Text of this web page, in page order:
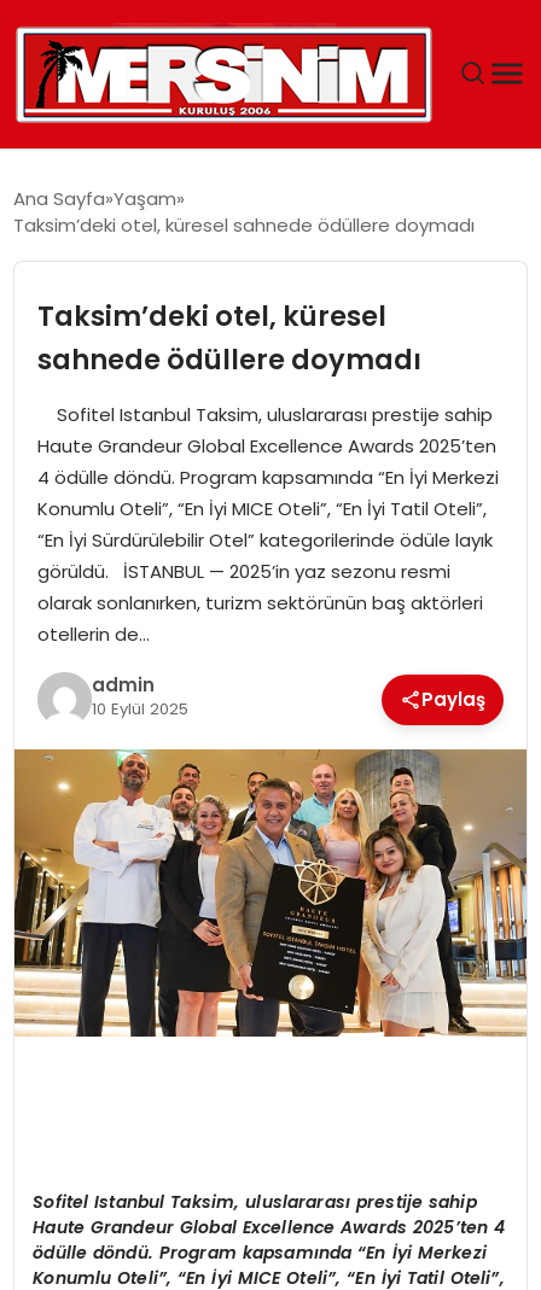
GÜNCEL
SAĞLIK
EĞITIM
SPOR
EKONOMI
MAGAZIN
DÜNYA
Ana Sayfa Yaşam
Taksim’deki otel, küresel sahnede ödüllere doymadı
Taksim’deki otel, küresel
sahnede ödüllere doymadı
Sofitel Istanbul Taksim, uluslararası prestije sahip
Haute Grandeur Global Excellence Awards 2025’ten
4 ödülle döndü. Program kapsamında “En İyi Merkezi
Konumlu Oteli”, “En İyi MICE Oteli”, “En İyi Tatil Oteli”,
“En İyi Sürdürülebilir Otel” kategorilerinde ödüle layık
görüldü. İSTANBUL — 2025’in yaz sezonu resmi
olarak sonlanırken, turizm sektörünün baş aktörleri
otellerin de…
admin
10 Eylül 2025 Paylaş
Sofitel Istanbul Taksim, uluslararası prestije sahip
Haute Grandeur Global Excellence Awards 2025’ten 4
ödülle döndü. Program kapsamında “En İyi Merkezi
Konumlu Oteli”, “En İyi MICE Oteli”, “En İyi Tatil Oteli”,